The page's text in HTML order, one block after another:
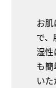
お
で
湿性
も簡
いた